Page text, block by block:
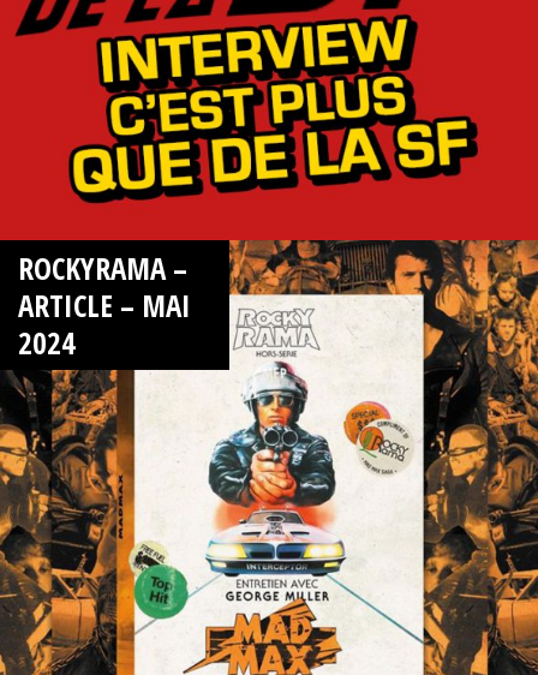
ROCKYRAMA –
ARTICLE – MAI
2024